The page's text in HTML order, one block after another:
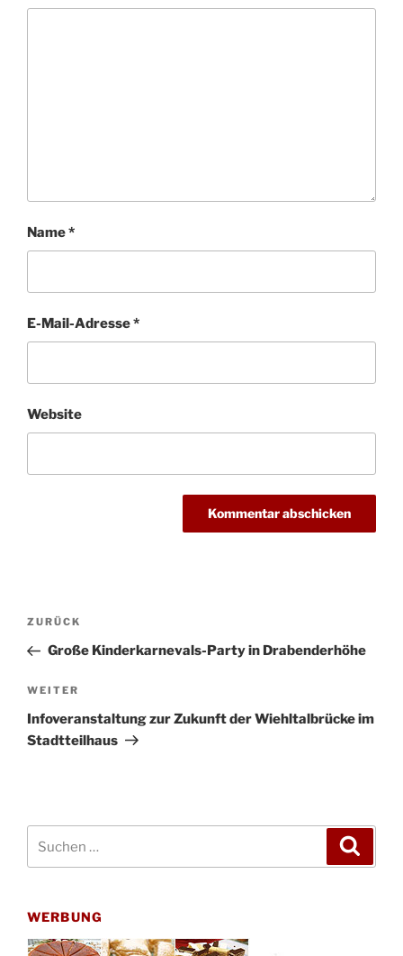
Name*
E-Mail-Adresse*
Website
Beitragsnavigation
Vorheriger
Beitrag
ZURÜCK
Große Kinderkarnevals-Party in Drabenderhöhe
Nächster
Beitrag
WEITER
Infoveranstaltung zur Zukunft der Wiehltalbrücke im
Stadtteilhaus
nach:
WERBUNG